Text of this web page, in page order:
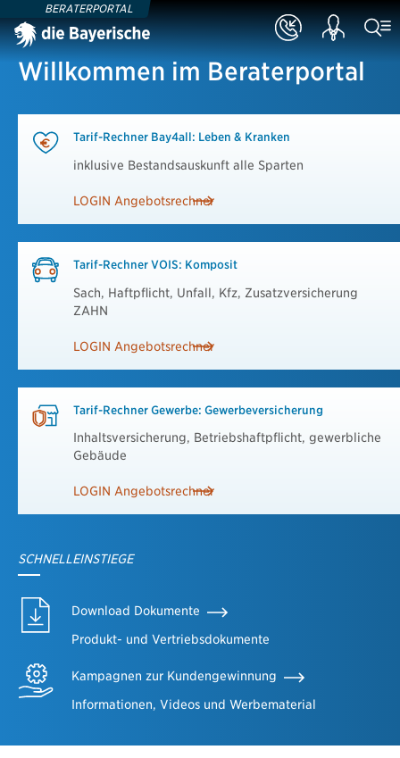
BERATERPORTAL
Willkommen im Beraterportal
Tarif-Rechner Bay4all: Leben & Kranken
inklusive Bestandsauskunft alle Sparten
LOGIN Angebotsrechner
Tarif-Rechner VOIS: Komposit
Sach, Haftpflicht, Unfall, Kfz, Zusatzversicherung
ZAHN
LOGIN Angebotsrechner
Tarif-Rechner Gewerbe: Gewerbeversicherung
Inhaltsversicherung, Betriebshaftpflicht, gewerbliche
Gebäude
LOGIN Angebotsrechner
SCHNELLEINSTIEGE
Download Dokumente
Produkt- und Vertriebsdokumente
Kampagnen zur Kundengewinnung
Informationen, Videos und Werbematerial